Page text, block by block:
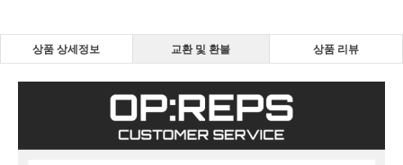
상품 상세정보 교환 및 환불 상품 리뷰